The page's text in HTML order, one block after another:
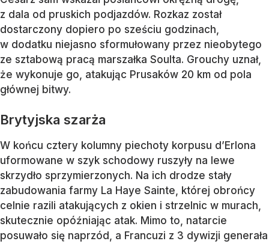
z dala od pruskich podjazdów. Rozkaz został
dostarczony dopiero po sześciu godzinach,
w dodatku niejasno sformułowany przez nieobytego
ze sztabową pracą marszałka Soulta. Grouchy uznał,
że wykonuje go, atakując Prusaków 20 km od pola
głównej bitwy.
Brytyjska szarża
W końcu cztery kolumny piechoty korpusu d’Erlona
uformowane w szyk schodowy ruszyły na lewe
skrzydło sprzymierzonych. Na ich drodze stały
zabudowania farmy La Haye Sainte, której obrońcy
celnie razili atakujących z okien i strzelnic w murach,
skutecznie opóźniając atak. Mimo to, natarcie
posuwało się naprzód, a Francuzi z 3 dywizji generała